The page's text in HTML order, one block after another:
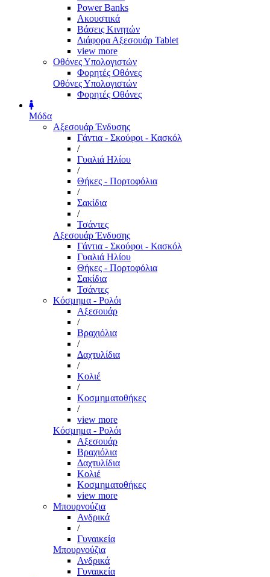
Power Banks
Ακουστικά
Βάσεις Κινητών
Διάφορα Αξεσουάρ Tablet
view more
Οθόνες Υπολογιστών
Φορητές Οθόνες
Οθόνες Υπολογιστών
Φορητές Οθόνες
Μόδα
Αξεσουάρ Ένδυσης
Γάντια - Σκούφοι - Κασκόλ
/
Γυαλιά Ηλίου
/
Θήκες - Πορτοφόλια
/
Σακίδια
/
Τσάντες
Αξεσουάρ Ένδυσης
Γάντια - Σκούφοι - Κασκόλ
Γυαλιά Ηλίου
Θήκες - Πορτοφόλια
Σακίδια
Τσάντες
Κόσμημα - Ρολόι
Αξεσουάρ
/
Βραχιόλια
/
Δαχτυλίδια
/
Κολιέ
/
Κοσμηματοθήκες
/
view more
Κόσμημα - Ρολόι
Αξεσουάρ
Βραχιόλια
Δαχτυλίδια
Κολιέ
Κοσμηματοθήκες
view more
Μπουρνούζια
Ανδρικά
/
Γυναικεία
Μπουρνούζια
Ανδρικά
Γυναικεία